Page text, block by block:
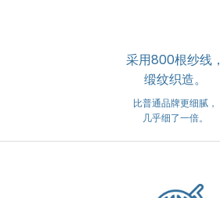
采用800根纱线，
缎纹织造。
比普通品牌更细腻，
几乎细了一倍。